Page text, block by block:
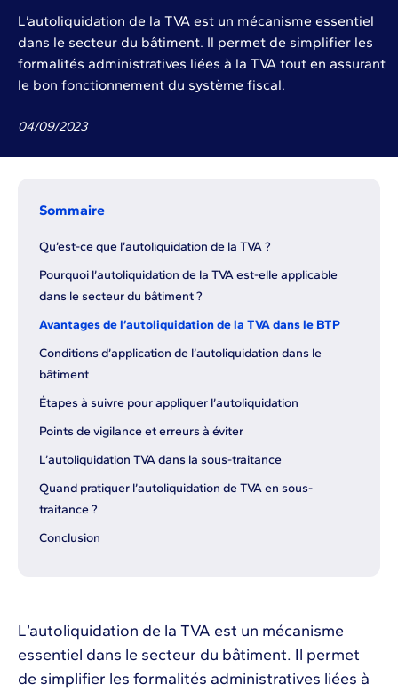
L’autoliquidation de la TVA est un mécanisme essentiel
dans le secteur du bâtiment. Il permet de simplifier les
formalités administratives liées à la TVA tout en assurant
le bon fonctionnement du système fiscal.
04/09/2023
Sommaire
Qu’est-ce que l’autoliquidation de la TVA ?
Pourquoi l’autoliquidation de la TVA est-elle applicable
dans le secteur du bâtiment ?
Avantages de l’autoliquidation de la TVA dans le BTP
Conditions d’application de l’autoliquidation dans le
bâtiment
Étapes à suivre pour appliquer l’autoliquidation
Points de vigilance et erreurs à éviter
L’autoliquidation TVA dans la sous-traitance
Quand pratiquer l’autoliquidation de TVA en sous-
traitance ?
Conclusion
L’autoliquidation de la TVA est un mécanisme
essentiel dans le secteur du bâtiment. Il permet
de simplifier les formalités administratives liées à